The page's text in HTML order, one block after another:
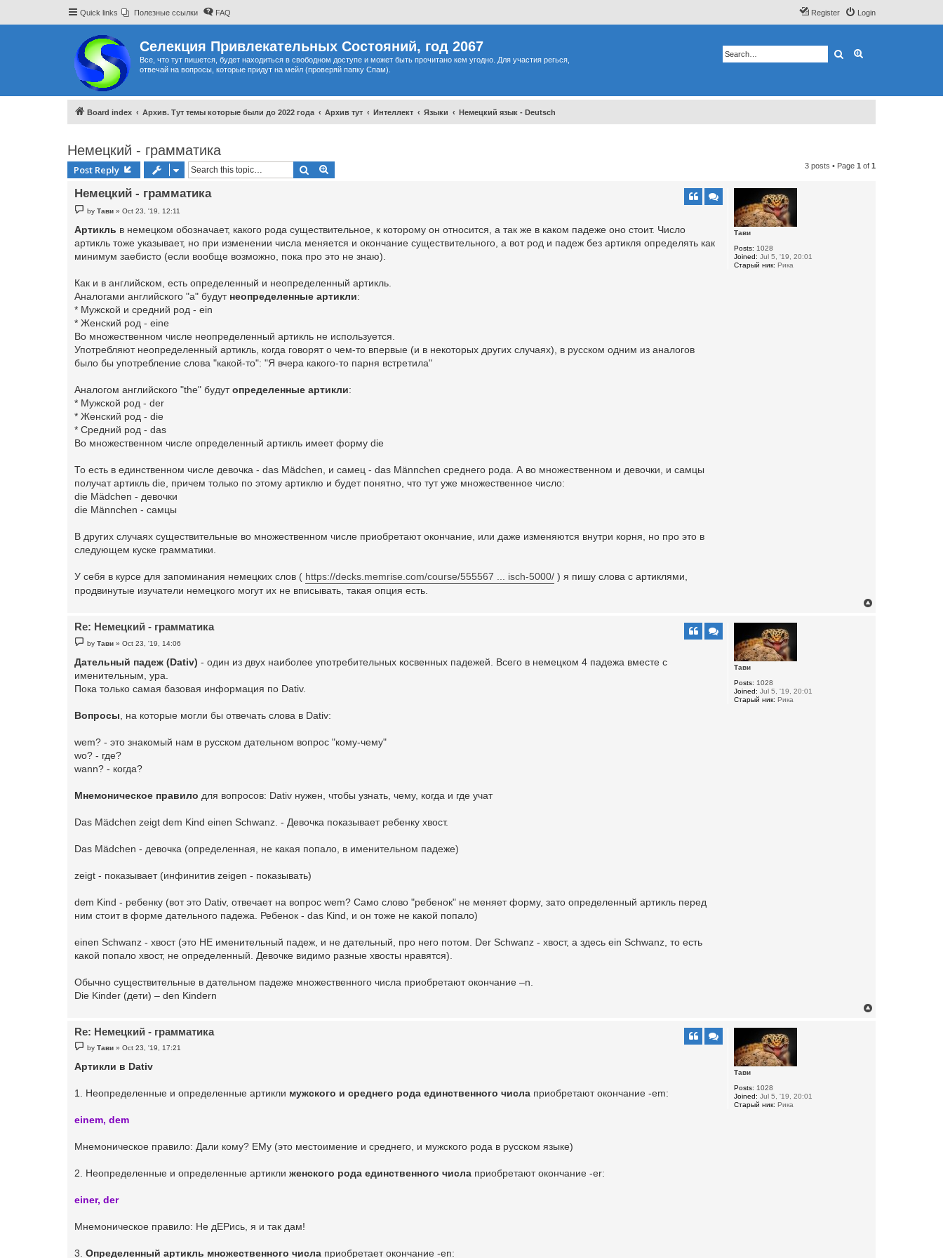
Quick links Полезные ссылки FAQ Login
Register
Селекция Привлекательных Состояний, год 2067
Все, что тут пишется, будет находиться в свободном доступе и может быть прочитано кем угодно. Для участия регься,
отвечай на вопросы, которые придут на мейл (проверяй папку Спам).
Search
Board index Архив. Тут темы которые были до 2022 года Архив тут Интеллект Языки Немецкий язык - Deutsch
Немецкий - грамматика
Post Reply Search 3 posts • Page 1 of 1
Тави
Posts: 1028
Joined: Jul 5, '19, 20:01
Старый ник: Рика
Немецкий - грамматика
P
o
t
byТави »Oct 23, '19, 12:11
Артикль в немецком обозначает, какого рода существительное, к которому он относится, а так же в каком падеже оно стоит. Число
артикль тоже указывает, но при изменении числа меняется и окончание существительного, а вот род и падеж без артикля определять как
минимум заебисто (если вообще возможно, пока про это не знаю).
Как и в английском, есть определенный и неопределенный артикль.
Аналогами английского "a" будут неопределенные артикли:
* Мужской и средний род - ein
* Женский род - eine
Во множественном числе неопределенный артикль не используется.
Употребляют неопределенный артикль, когда говорят о чем-то впервые (и в некоторых других случаях), в русском одним из аналогов
было бы употребление слова "какой-то": "Я вчера какого-то парня встретила"
Аналогом английского "the" будутопределенные артикли:
* Мужской род - der
* Женский род - die
* Средний род - das
Во множественном числе определенный артикль имеет форму die
То есть в единственном числе девочка - das Mädchen, и самец - das Männchen среднего рода. А во множественном и девочки, и самцы
получат артикль die, причем только по этому артиклю и будет понятно, что тут уже множественное число:
die Mädchen - девочки
die Männchen - самцы
В других случаях существительные во множественном числе приобретают окончание, или даже изменяются внутри корня, но про это в
следующем куске грамматики.
У себя в курсе для запоминания немецких слов ( https://decks.memrise.com/course/555567 ... isch-5000/ ) я пишу слова с артиклями,
продвинутые изучатели немецкого могут их не вписывать, такая опция есть.
Тави
Posts: 1028
Joined: Jul 5, '19, 20:01
Старый ник: Рика
Re: Немецкий - грамматика
P
o
t
byТави »Oct 23, '19, 14:06
Дательный падеж (Dativ) - один из двух наиболее употребительных косвенных падежей. Всего в немецком 4 падежа вместе с
именительным, ура.
Пока только самая базовая информация по Dativ.
Вопросы , на которые могли бы отвечать слова в Dativ:
wem? - это знакомый нам в русском дательном вопрос "кому-чему"
wo? - где?
wann? - когда?
Мнемоническое правило для вопросов: Dativ нужен, чтобы узнать, чему, когда и где учат
Das Mädchen zeigt dem Kind einen Schwanz. - Девочка показывает ребенку хвост.
Das Mädchen - девочка (определенная, не какая попало, в именительном падеже)
zeigt - показывает (инфинитив zeigen - показывать)
dem Kind - ребенку (вот это Dativ, отвечает на вопрос wem? Само слово "ребенок" не меняет форму, зато определенный артикль перед
ним стоит в форме дательного падежа. Ребенок - das Kind, и он тоже не какой попало)
einen Schwanz - хвост (это НЕ именительный падеж, и не дательный, про него потом. Der Schwanz - хвост, а здесь ein Schwanz, то есть
какой попало хвост, не определенный. Девочке видимо разные хвосты нравятся).
Обычно существительные в дательном падеже множественного числа приобретают окончание –n.
Die Kinder (дети) – den Kindern
Тави
Posts: 1028
Joined: Jul 5, '19, 20:01
Старый ник: Рика
Re: Немецкий - грамматика
P
o
t
byТави »Oct 23, '19, 17:21
Артикли в Dativ
1. Неопределенные и определенные артикли мужского и среднего рода единственного числа приобретают окончание -em:
einem, dem
Мнемоническое правило: Дали кому? ЕМу (это местоимение и среднего, и мужского рода в русском языке)
2. Неопределенные и определенные артикли женского рода единственного числа приобретают окончание -er:
einer, der
Мнемоническое правило: Не дЕРись, я и так дам!
3. Определенный артикль множественного числа приобретает окончание -en: